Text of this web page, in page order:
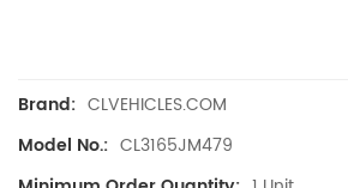
Brand: CLVEHICLES.COM
Model No.: CL3165JM479